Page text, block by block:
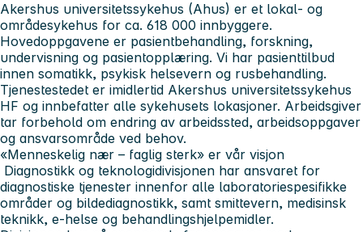
Akershus universitetssykehus (Ahus) er et lokal- og
områdesykehus for ca. 618 000 innbyggere.
Hovedoppgavene er pasientbehandling, forskning,
undervisning og pasientopplæring. Vi har pasienttilbud
innen somatikk, psykisk helsevern og rusbehandling.
Tjenestestedet er imidlertid Akershus universitetssykehus
HF og innbefatter alle sykehusets lokasjoner. Arbeidsgiver
tar forbehold om endring av arbeidssted, arbeidsoppgaver
og ansvarsområde ved behov.
«Menneskelig nær – faglig sterk» er vår visjon
Diagnostikk og teknologidivisjonen har ansvaret for
diagnostiske tjenester innenfor alle laboratoriespesifikke
områder og bildediagnostikk, samt smittevern, medisinsk
teknikk, e-helse og behandlingshjelpemidler.